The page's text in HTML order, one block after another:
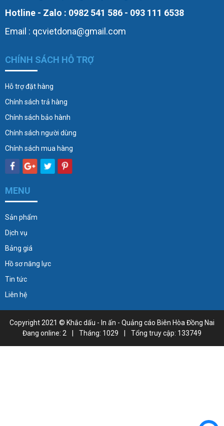
Hotline - Zalo : 0982 541 586 - 093 111 6538
Email : qcvietdona@gmail.com
CHÍNH SÁCH HỖ TRỢ
Hỗ trợ đặt hàng
Chính sách trả hàng
Chính sách bảo hành
Chính sách người dùng
Chính sách mua hàng
MENU
Sản phẩm
Dịch vụ
Bảng giá
Hồ sơ năng lực
Tin tức
Liên hệ
Copyright 2021 © Khắc dấu - In ấn - Quảng cáo Biên Hòa Đồng Nai
Đang online: 2
| Tháng: 1029 | Tổng truy cập: 133749